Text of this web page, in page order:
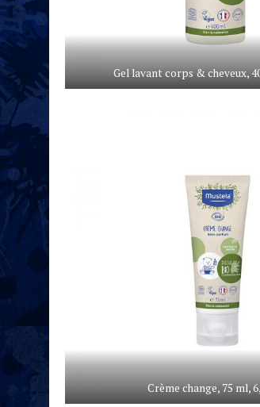
Gel lavant corps & cheveux,
Crème change, 75 ml,